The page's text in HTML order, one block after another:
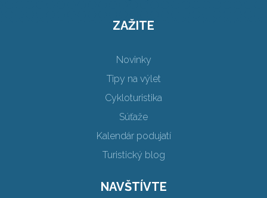
ZAŽITE
Novinky
Tipy na výlet
Cykloturistika
Súťaže
Kalendár podujatí
Turistický blog
NAVŠTÍVTE